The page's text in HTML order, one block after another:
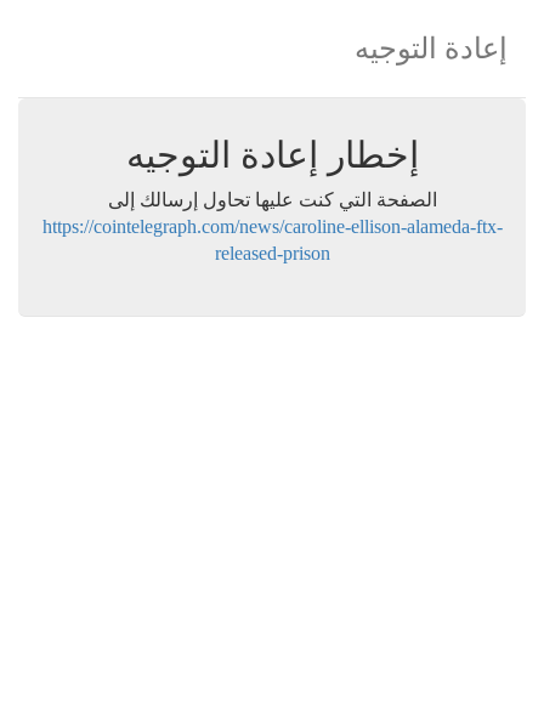
إعادة التوجيه
إخطار إعادة التوجيه
الصفحة التي كنت عليها تحاول إرسالك إلى
https://cointelegraph.com/news/caroline-ellison-alameda-ftx-
released-prison